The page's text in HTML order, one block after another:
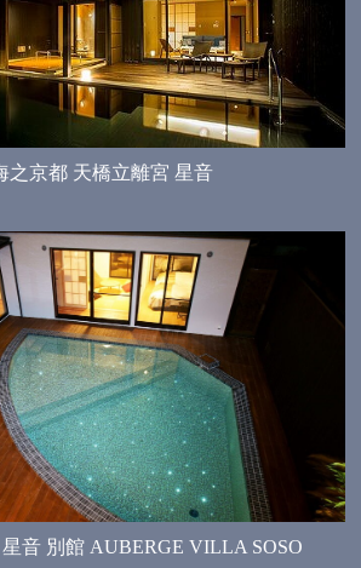
之京都 天橋立離宮 星音
音 別館 AUBERGE VILLA SOSO